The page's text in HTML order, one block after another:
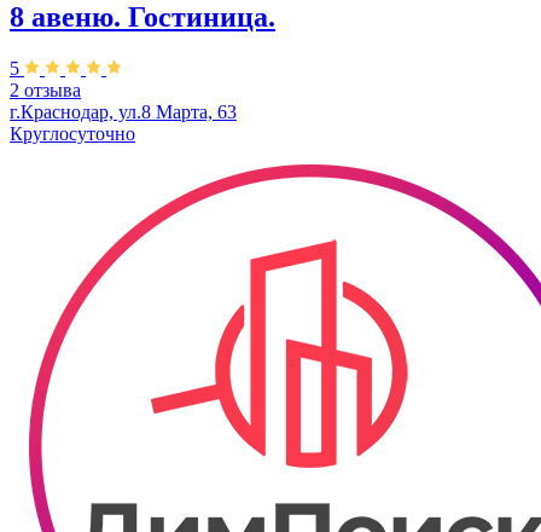
8 авеню. ​Гостиница.
5
2 отзыва
г.Краснодар, ул.​8 Марта, 63
Круглосуточно